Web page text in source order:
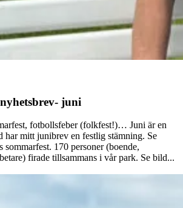
juni
fotbollsfeber (folkfest!)… Juni är en
har mitt junibrev en festlig stämning. Se
sommarfest. 170 personer (boende,
firade tillsammans i vår park. Se bild...